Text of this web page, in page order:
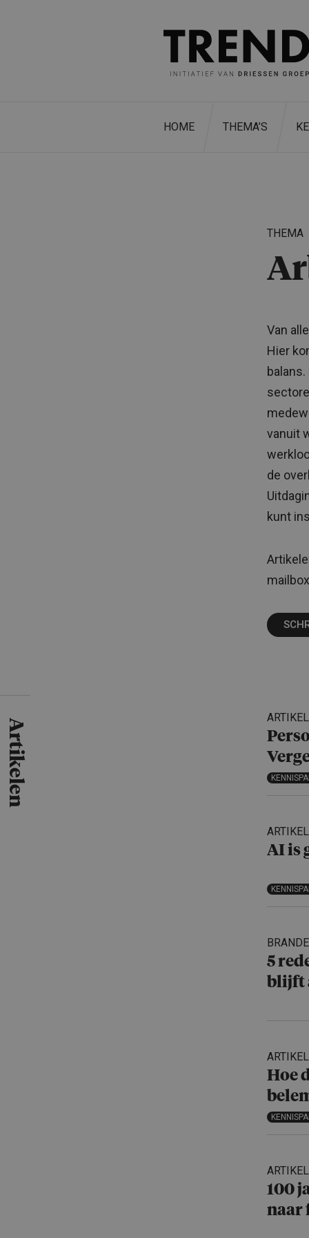
HOME THEMA’S
THEMA
Van
Hier
vanuit
de
kunt
Artikelen
ARTIKEL
ARTIKEL
AI is
5
blijft
ARTIKEL
Hoe
ARTIKEL
100
naar